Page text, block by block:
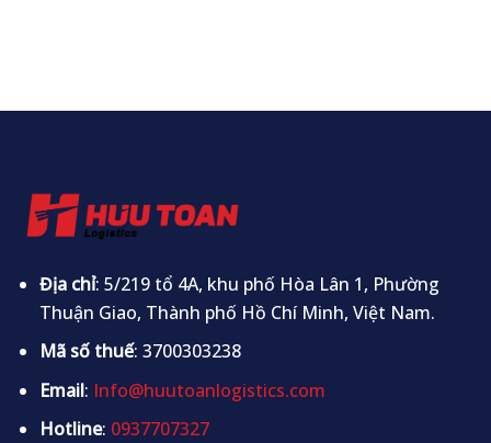
Địa chỉ: 5/219 tổ 4A, khu phố Hòa Lân 1, Phường
Thuận Giao, Thành phố Hồ Chí Minh, Việt Nam.
Mã số thuế: 3700303238
Email: Info@huutoanlogistics.com
Hotline: 0937707327